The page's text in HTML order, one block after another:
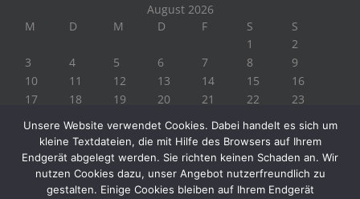
August 2026
M
D M D F S
S
1
2
3
4 5 6 7 8
9
10
11 12 13 14 15
16
17
18 19 20 21 22
23
« Juli
Unsere Website verwendet Cookies. Dabei handelt es sich um
kleine Textdateien, die mit Hilfe des Browsers auf Ihrem
Endgerät abgelegt werden. Sie richten keinen Schaden an. Wir
nutzen Cookies dazu, unser Angebot nutzerfreundlich zu
gestalten. Einige Cookies bleiben auf Ihrem Endgerät